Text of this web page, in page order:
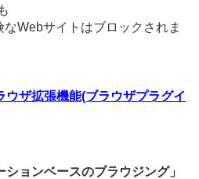
なWebサイトはブロックされま
ウザ拡張機能(ブラウザプラグイ
ョンベースのブラウジング」